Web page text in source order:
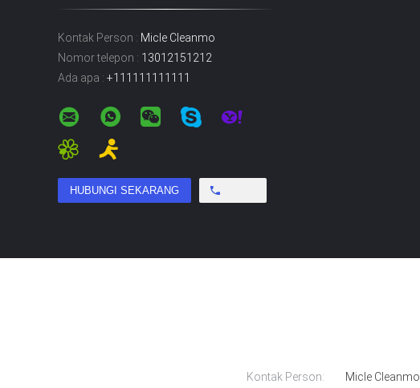
Kontak Person : Micle Cleanmo
Nomor telepon : 13012151212
Ada apa : +111111111111
Kontak Person:
Micle Cleanmo